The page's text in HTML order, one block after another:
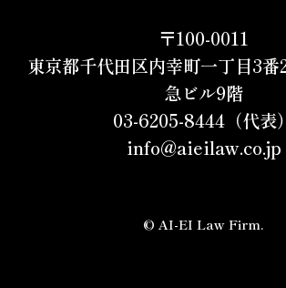
〒100-0011
東京都千代田区内幸町一丁目3番
急ビル9階
03-6205-8444（代表）
info@aieilaw.co.jp
© AI-EI Law Firm.